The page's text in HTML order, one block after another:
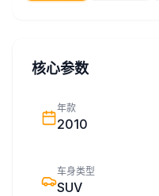
核心参数
年款
2010
车身类型
SUV